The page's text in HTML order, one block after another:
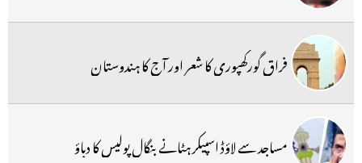
فراق گورکھپوری کا شعر اور آج کا ہندوستان
مساجد سے لاؤڈ اسپیکر ہٹانے بنگال پولیس کا دباؤ